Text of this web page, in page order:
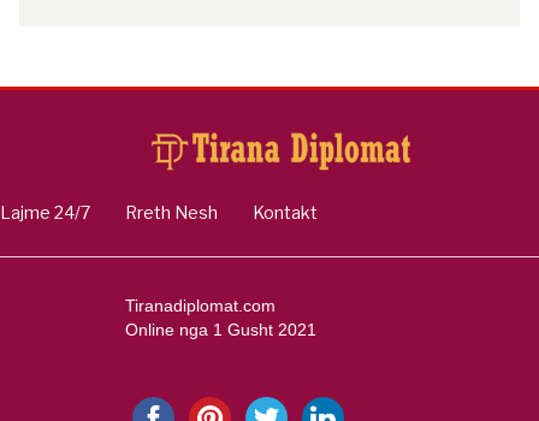
inteligjente izraelite
Lajme 24/7 Rreth Nesh Kontakt
Tiranadiplomat.com
Online nga 1 Gusht 2021